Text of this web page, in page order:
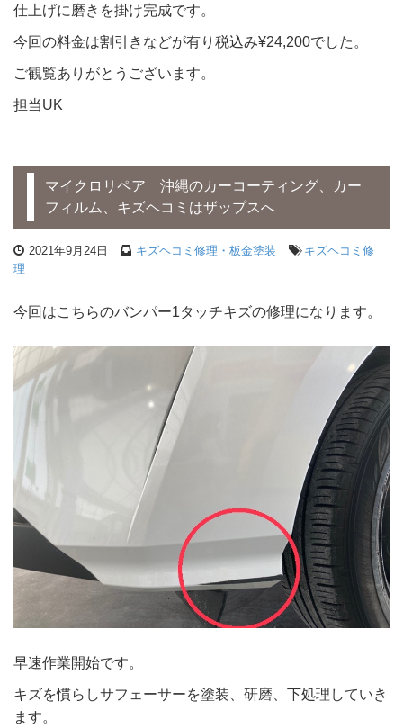
仕上げに磨きを掛け完成です。
今回の料金は割引きなどが有り税込み¥24,200でした。
ご観覧ありがとうございます。
担当UK
マイクロリペア 沖縄のカーコーティング、カー
フィルム、キズヘコミはザップスへ
2021年9月24日 キズヘコミ修理・板金塗装
キズヘコミ修
理
今回はこちらのバンパー1タッチキズの修理になります。
早速作業開始です。
キズを慣らしサフェーサーを塗装、研磨、下処理していき
ます。